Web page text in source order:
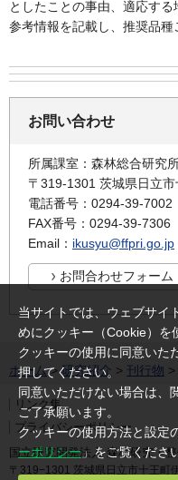
としたことの事由、適応す
参考情報を記載し、推奨品種
お問い合わせ
所属課室：森林総合研究
〒319-1301 茨城県日立
電話番号：0294-39-7002
FAX番号：0294-39-7306
Email： ikusyu@ffpri.go.jp
ホーム>研究紹介 > 刊行物
リンク集
プライバシーポリシー
国立研究開発法人 森林研究・
〒319−1301 茨城県日立市十王町
当サイトでは、ウェブサイ
めにクッキー（Cookie）を
クッキーの使用に同意いた
押してください。
同意いただけない場合は、
ご了承願います。
クッキーの使用方法と設定
ーポリシー」をご覧くださ